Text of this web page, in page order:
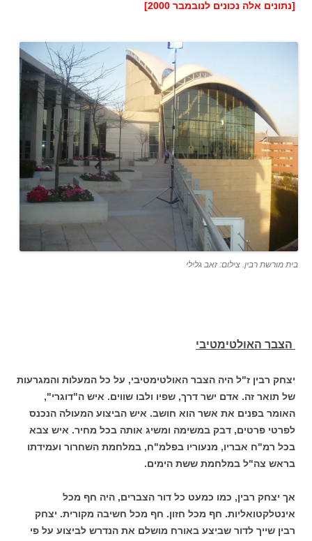
[נתונים אלה נכונים לנובמבר 2000]
בית מורשת רבין. צילום: זאב גלילי
הצבר האולטימטיבי
יצחק רבין ז"ל היה הצבר האולטימטיבי, על כל המעלות והמגרעות
של תואר זה. אדם ישר דרך, שפיו ולבו שווים. איש ה"דוגרי",
האומר בפנים את אשר הוא חושב. איש הביצוע המעולה הנכנס
לפרטי פרטים, דבק במשימה ומשיג אותה בכל מחיר. איש צבא
בכל רמ"ח אבריו, מנעוריו בפלמ"ח, במלחמת השחרור ועמידתו
בראש צה"ל במלחמת ששת הימים.
אך יצחק רבין, כמו כמעט כל דור הצברים, היה חף מכל
אינטלקטואליות. חף מכל חזון. חף מכל חשיבה מקורית. יצחק
רבין שייך לדור שביצע באורח מושלם את הנדרש לביצוע על פי